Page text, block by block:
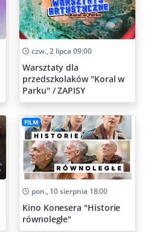
czw., 2 lipca 09:00
Warsztaty dla
przedszkolaków "Koral w
Parku" / ZAPISY
FILM
pon., 10 sierpnia 18:00
Kino Konesera "Historie
równoległe"